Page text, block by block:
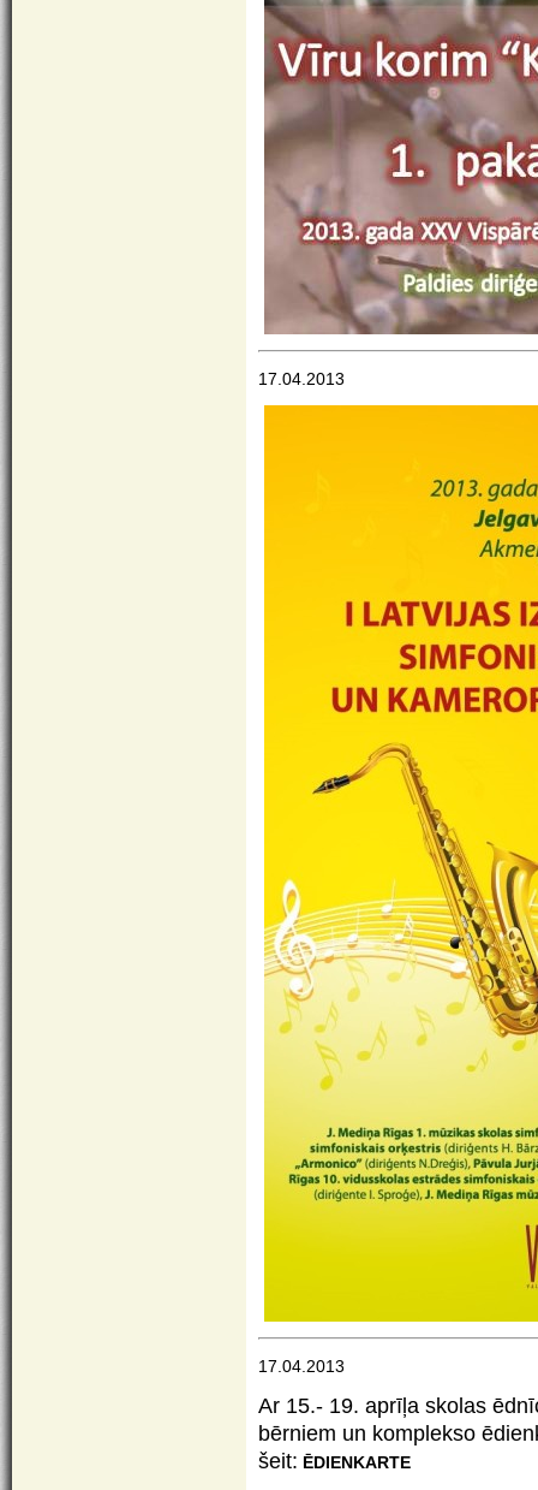
17.04.2013
17.04.2013
Ar 15.- 19. aprīļa skolas
bērniem un komplekso
šeit: ĒDIENKARTE